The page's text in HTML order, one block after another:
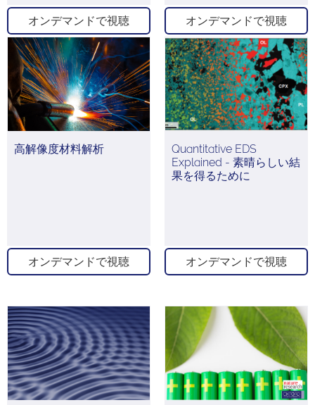
オンデマンドで視聴 オンデマンドで視聴
高解像度材料解析
オンデマンドで視聴
Quantitative EDS
Explained - 素晴らしい結
果を得るために
オンデマンドで視聴